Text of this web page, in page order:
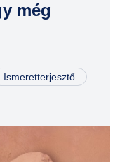
JÚN
07
még
Ismeretterjesztő